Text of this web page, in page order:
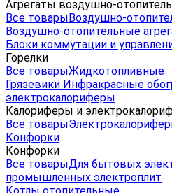
Агрегаты воздушно-
Все товарыВоздушно-
Воздушно-отопительные
Блоки коммутации и
Горелки
Все товарыЖидкотопливные
Грязевики Инфракрасные
электрокалориферы
Калориферы и
Все товары
Конфорки
Конфорки
Все товарыДля бытовых
промышленных электроплит